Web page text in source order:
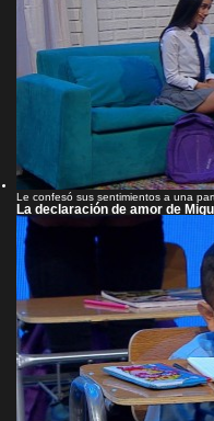
Le confesó sus sentimientos a una
La declaración de amor de